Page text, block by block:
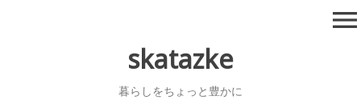
skatazke
暮らしをちょっと豊かに
menu